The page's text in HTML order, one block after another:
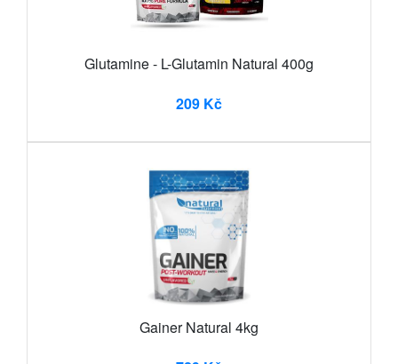
Glutamine - L-Glutamin Natural 400g
209 Kč
Gainer Natural 4kg